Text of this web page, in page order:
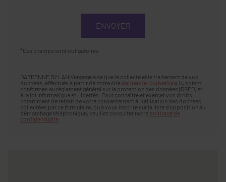
*Ces champs sont obligatoires
DARDENNE DYLAN s'engage à ce que la collecte et le traitement de vos
données, effectués à partir de notre site dardenne-couverture.fr , soient
conformes au règlement général sur la protection des données (RGPD) et
à la loi Informatique et Libertés. Pour connaître et exercer vos droits,
notamment de retrait de votre consentement à l'utilisation des données
collectées par ce formulaire, ou à vous inscrire sur la liste d'opposition au
démarchage téléphonique, veuillez consulter notre politique de
confidentialité